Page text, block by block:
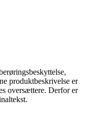
produktbeskrivelse er
oversættere. Derfor er